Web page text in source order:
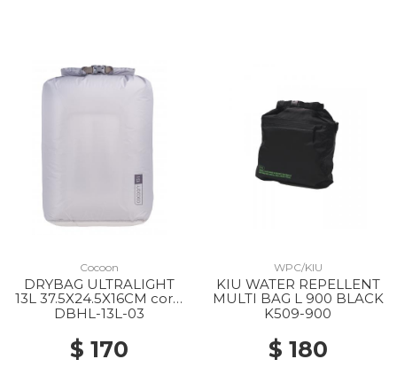
Cocoon
DRYBAG ULTRALIGHT
13L 37.5X24.5X16CM coral
grey
DBHL-13L-03
$ 170
WPC/KIU
KIU WATER REPELLENT
MULTI BAG L 900 BLACK
K509-900
$ 180